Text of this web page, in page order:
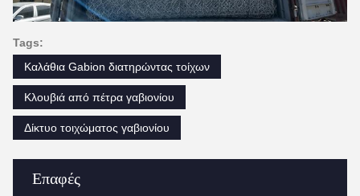
Επαφές
Tags:
Καλάθια Gabion διατηρώντας τοίχων
Κλουβιά από πέτρα γαβιονίου
Δίκτυο τοιχώματος γαβιονίου